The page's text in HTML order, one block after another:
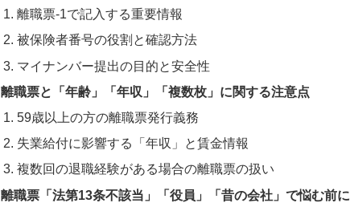
離職票-1で記入する重要情報
被保険者番号の役割と確認方法
マイナンバー提出の目的と安全性
離職票と「年齢」「年収」「複数枚」に関する注意点
59歳以上の方の離職票発行義務
失業給付に影響する「年収」と賃金情報
複数回の退職経験がある場合の離職票の扱い
離職票「法第13条不該当」「役員」「昔の会社」で悩む前に